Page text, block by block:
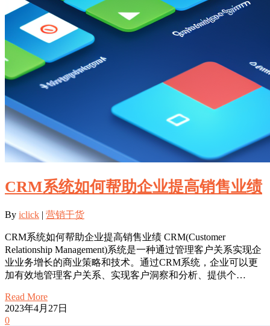
CRM系统如何帮助企业提高销售业绩
By iclick | 营销干货
CRM系统如何帮助企业提高销售业绩 CRM(Customer
Relationship Management)系统是一种通过管理客户关系实现企
业业务增长的商业策略和技术。通过CRM系统，企业可以更
加有效地管理客户关系、实现客户洞察和分析、提供个…
Read More
2023年4月27日
0